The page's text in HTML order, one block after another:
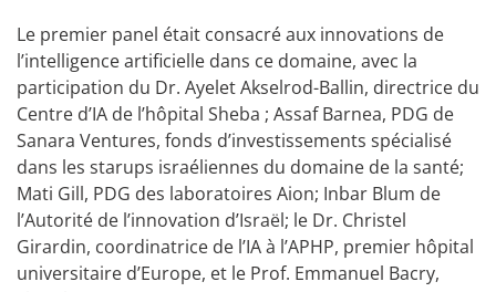
Le premier panel était consacré aux innovations de
l’intelligence artificielle dans ce domaine, avec la
participation du Dr. Ayelet Akselrod-Ballin, directrice du
Centre d’IA de l’hôpital Sheba ; Assaf Barnea, PDG de
Sanara Ventures, fonds d’investissements spécialisé
dans les starups israéliennes du domaine de la santé;
Mati Gill, PDG des laboratoires Aion; Inbar Blum de
l’Autorité de l’innovation d’Israël; le Dr. Christel
Girardin, coordinatrice de l’IA à l’APHP, premier hôpital
universitaire d’Europe, et le Prof. Emmanuel Bacry,